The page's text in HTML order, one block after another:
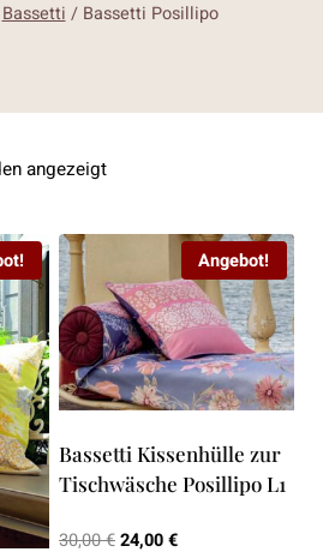
Bassetti / Bassetti Posillipo
angezeigtNach
sortiert
Angebot!
Bassetti Kissenhülle zur
Tischwäsche Posillipo L1
30,00€Ursprünglicher
24,00€Aktueller